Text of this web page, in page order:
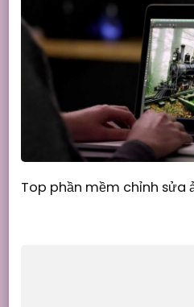
Top phần mềm chỉnh sửa